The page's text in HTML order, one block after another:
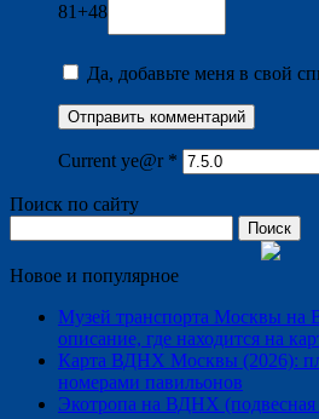
81+48
Да, добавьте меня в свой
Current ye@r *
Поиск по сайту
Новое и популярное
Музей транспорта Москвы на
описание, где находится на
Карта ВДНХ Москвы (2026):
номерами павильонов
Экотропа на ВДНХ (подвесная